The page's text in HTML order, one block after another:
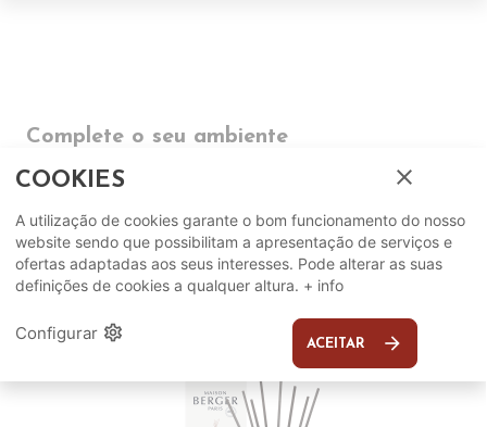
Complete o seu ambiente
COMPLEMENTOS
SUGERIDOS
COOKIES close
A utilização de cookies garante o bom funcionamento do nosso
website sendo que possibilitam a apresentação de serviços e
ofertas adaptadas aos seus interesses. Pode alterar as suas
definições de cookies a qualquer altura. + info
Configurar settings ACEITAR arrow_forward